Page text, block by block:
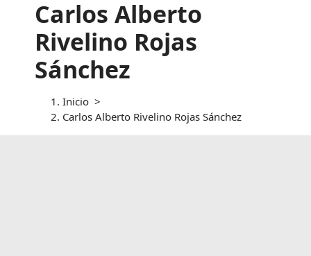
Carlos Alberto
Rivelino Rojas
Sánchez
Inicio >
Carlos Alberto Rivelino Rojas Sánchez